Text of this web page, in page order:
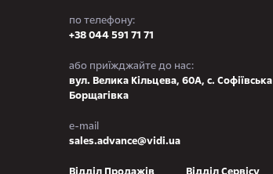
по телефону:
+38 044 591 71 71
або приїжджайте до нас:
вул. Велика Кільцева, 60А, с. Софіївська
Борщагівка
e-mail
sales.advance@vidi.ua